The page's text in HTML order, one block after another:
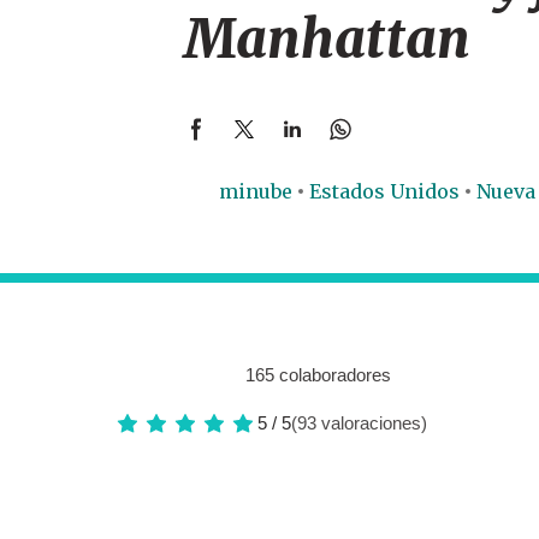
Manhattan
minube Estados Unidos
165 colaboradores
5 / 5(93 valoraciones)